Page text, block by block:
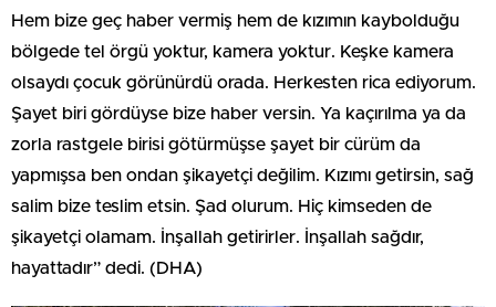
Hem bize geç haber vermiş hem de kızımın kaybolduğu
bölgede tel örgü yoktur, kamera yoktur. Keşke kamera
olsaydı çocuk görünürdü orada. Herkesten rica ediyorum.
Şayet biri gördüyse bize haber versin. Ya kaçırılma ya da
zorla rastgele birisi götürmüşse şayet bir cürüm da
yapmışsa ben ondan şikayetçi değilim. Kızımı getirsin, sağ
salim bize teslim etsin. Şad olurum. Hiç kimseden de
şikayetçi olamam. İnşallah getirirler. İnşallah sağdır,
hayattadır” dedi. (DHA)